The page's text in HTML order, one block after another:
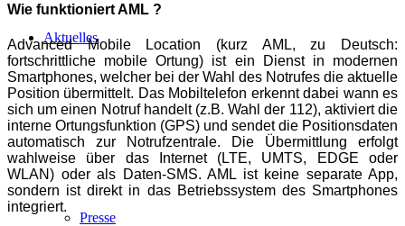
Aktuelles
Presse
Wie funktioniert AML ?
Advanced Mobile Location (kurz AML, zu Deutsch:
fortschrittliche mobile Ortung) ist ein Dienst in modernen
Smartphones, welcher bei der Wahl des Notrufes die aktuelle
Position übermittelt. Das Mobiltelefon erkennt dabei wann es
sich um einen Notruf handelt (z.B. Wahl der 112), aktiviert die
interne Ortungsfunktion (GPS) und sendet die Positionsdaten
automatisch zur Notrufzentrale. Die Übermittlung erfolgt
wahlweise über das Internet (LTE, UMTS, EDGE oder
WLAN) oder als Daten-SMS. AML ist keine separate App,
sondern ist direkt in das Betriebssystem des Smartphones
integriert.